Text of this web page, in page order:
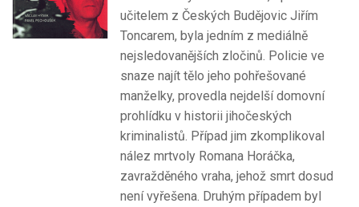
učitelem z Českých Budějovic Jiřím
Toncarem, byla jedním z mediálně
nejsledovanějších zločinů. Policie ve
snaze najít tělo jeho pohřešované
manželky, provedla nejdelší domovní
prohlídku v historii jihočeských
kriminalistů. Případ jim zkomplikoval
nález mrtvoly Romana Horáčka,
zavražděného vraha, jehož smrt dosud
není vyřešena. Druhým případem byl